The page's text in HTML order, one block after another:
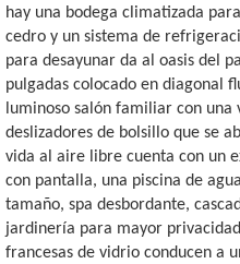
hay una bodega climatizada
cedro y un sistema de
para desayunar da al oasis del
pulgadas colocado en diagonal
luminoso salón familiar con
deslizadores de bolsillo que se
vida al aire libre cuenta con un
con pantalla, una piscina de
tamaño, spa desbordante,
jardinería para mayor
francesas de vidrio conducen a